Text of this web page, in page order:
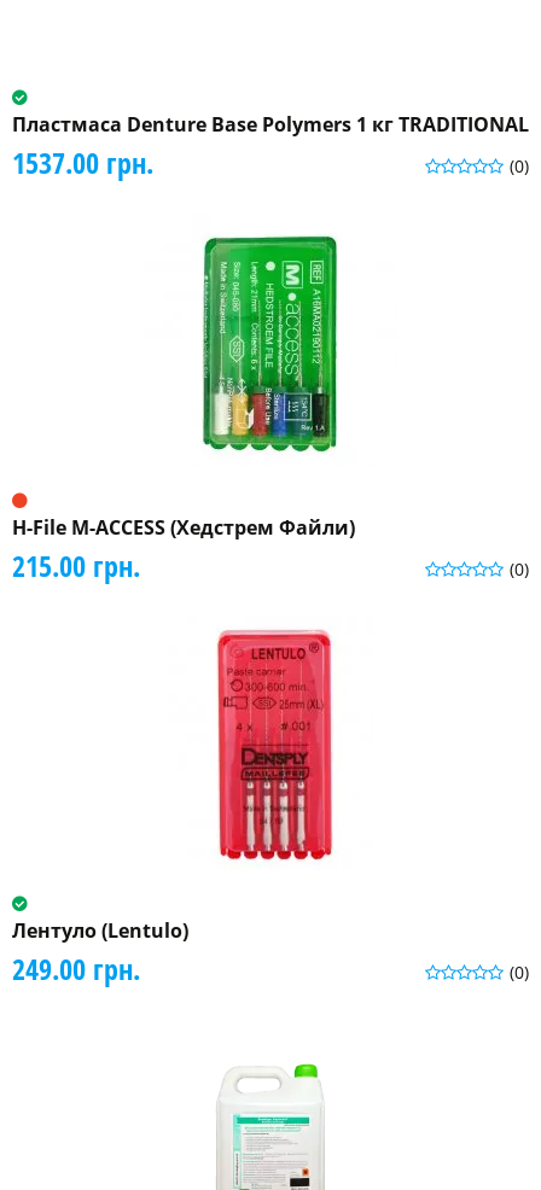
Пластмаса Denture Base Polymers 1 кг TRADITIONAL
(0)
1537.00 грн.
H-File M-ACCESS (Хедстрем Файли)
(0)
215.00 грн.
Лентуло (Lentulo)
(0)
249.00 грн.